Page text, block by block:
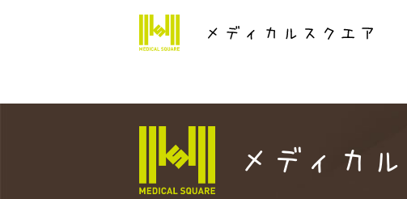
: Attempt to read property "ID" on null in/home/
メディカ